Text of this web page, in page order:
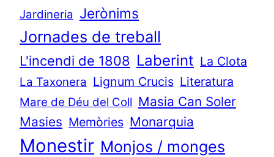
Jardineria Jerònims
Jornades de treball
L'incendi de 1808 Laberint La Clota
La Taxonera Lignum Crucis Literatura
Mare de Déu del Coll Masia Can Soler
Masies Memòries Monarquia
Monestir Monjos / monges